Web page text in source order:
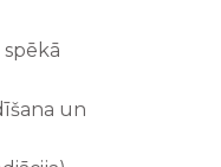
un